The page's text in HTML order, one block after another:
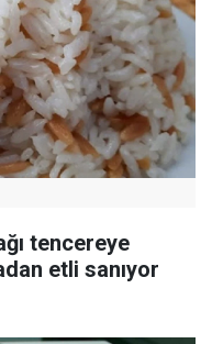
tencereye
etli sanıyor